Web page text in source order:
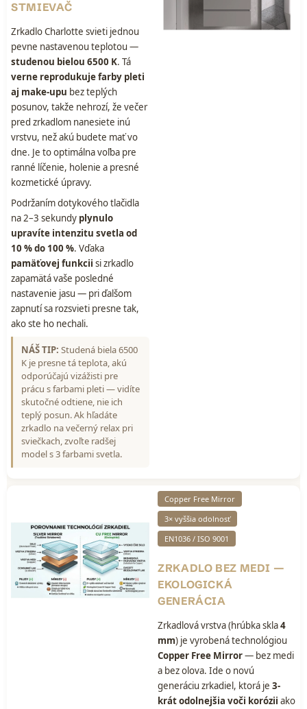
STMIEVAČ
Zrkadlo Charlotte svieti jednou
pevne nastavenou teplotou —
studenou bielou 6500 K. Tá
verne reprodukuje farby pleti
aj make-upu bez teplých
posunov, takže nehrozí, že večer
pred zrkadlom nanesiete inú
vrstvu, než akú budete mať vo
dne. Je to optimálna voľba pre
ranné líčenie, holenie a presné
kozmetické úpravy.
Podržaním dotykového tlačidla
na 2–3 sekundy plynulo
upravíte intenzitu svetla od
10 % do 100 %. Vďaka
pamäťovej funkcii si zrkadlo
zapamätá vaše posledné
nastavenie jasu — pri ďalšom
zapnutí sa rozsvieti presne tak,
ako ste ho nechali.
NÁŠ TIP: Studená biela 6500
K je presne tá teplota, akú
odporúčajú vizážisti pre
prácu s farbami pleti — vidíte
skutočné odtiene, nie ich
teplý posun. Ak hľadáte
zrkadlo na večerný relax pri
sviečkach, zvoľte radšej
model s 3 farbami svetla.
Copper Free Mirror
3× vyššia odolnosť
EN1036 / ISO 9001
ZRKADLO BEZ MEDI —
EKOLOGICKÁ
GENERÁCIA
Zrkadlová vrstva (hrúbka skla4
mm) je vyrobená technológiou
Copper Free Mirror— bez medi
a bez olova. Ide o novú
generáciu zrkadiel, ktorá je 3-
krát odolnejšia voči korózii ako